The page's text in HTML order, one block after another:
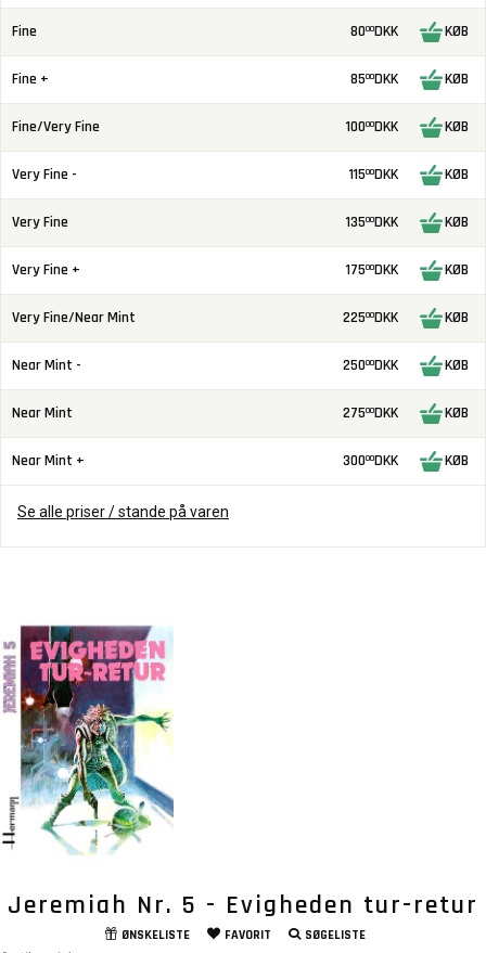
Fine 8000DKK KØB
Fine + 8500DKK KØB
Fine/Very Fine 10000DKK KØB
Very Fine - 11500DKK KØB
Very Fine 13500DKK KØB
Very Fine + 17500DKK KØB
Very Fine/Near Mint 22500DKK KØB
Near Mint - 25000DKK KØB
Near Mint 27500DKK KØB
Near Mint + 30000DKK KØB
Se alle priser / stande på varen
Jeremiah Nr. 5 - Evigheden tur-retur
ØNSKELISTE FAVORIT SØGELISTE